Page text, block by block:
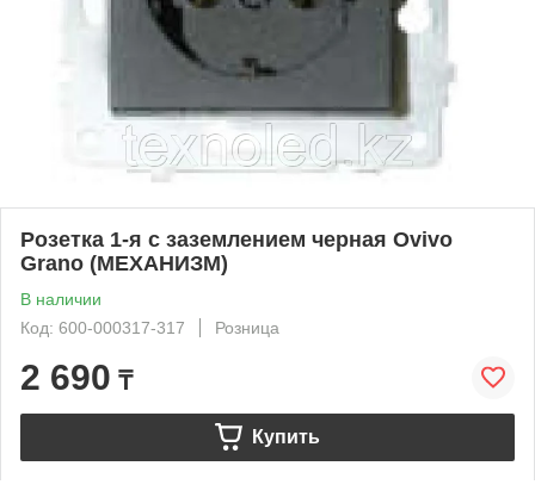
Розетка 1-я с заземлением черная Ovivo
Grano (МЕХАНИЗМ)
В наличии
Код: 600-000317-317
Розница
2 690 ₸
Купить